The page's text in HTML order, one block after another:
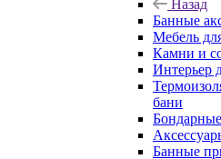
Назад
Банные
Мебель
Камни и
Интерьер
бани
Банные